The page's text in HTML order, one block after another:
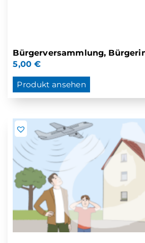
Bürgerversammlung,
5,00€
Produkt ansehen